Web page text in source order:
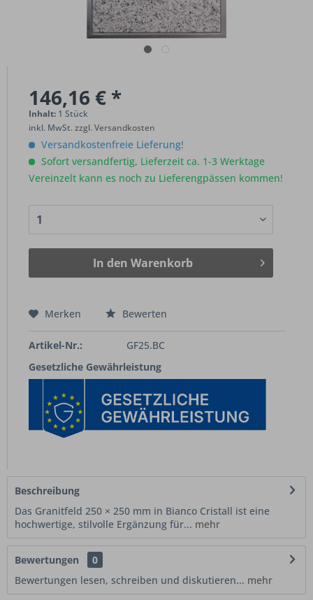
146,16 € *
Inhalt: 1 Stück
inkl. MwSt.zzgl. Versandkosten
Versandkostenfreie Lieferung!
Sofort versandfertig, Lieferzeit ca. 1-3 Werktage
Vereinzelt kann es noch zu Lieferengpässen kommen!
In den Warenkorb
Merken Bewerten
Artikel-Nr.:
GF25.BC
Gesetzliche Gewährleistung
Beschreibung
Das Granitfeld 250 × 250 mm in Bianco Cristall ist eine
hochwertige, stilvolle Ergänzung für... mehr
Bewertungen
0
Bewertungen lesen, schreiben und diskutieren... mehr